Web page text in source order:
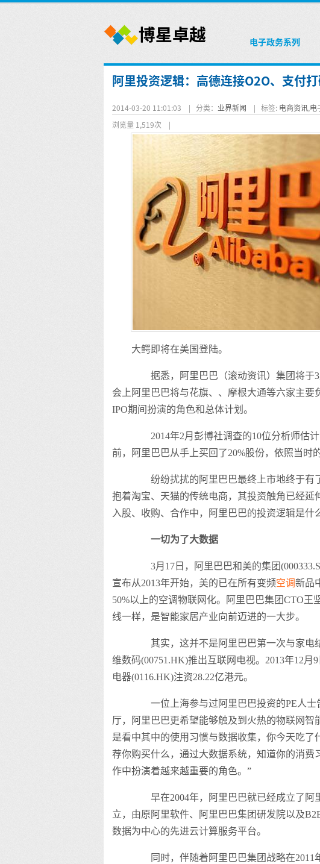
电子政务系列
阿里投资逻辑：高德连接O2O、支付
2014-03-20 11:01:03 | 分类： 业界新闻 | 标签: 电商资讯,电
浏览量 1,519次 |
大鳄即将在美国登陆。
据悉，阿里巴巴（滚动资讯）集团将于3
会上阿里巴巴将与花旗、、摩根大通等六家主要
IPO期间扮演的角色和总体计划。
2014年2月彭博社调查的10位分析师估计
前，阿里巴巴从手上买回了20%股份，依照当时
纷纷扰扰的阿里巴巴最终上市地终于有
抱着淘宝、天猫的传统电商，其投资触角已经
入股、收购、合作中，阿里巴巴的投资逻辑是什
一切为了大数据
3月17日，阿里巴巴和美的集团
宣布从2013年开始，美的已在所有变频空调新品
50%以上的空调物联网化。阿里巴巴集团CTO
线一样，是智能家居产业向前迈进的一大步。
其实，这并不是阿里巴巴第一次与家电结
维数码(00751.HK)推出互联网电视。2013年12
电器(0116.HK)注资28.22亿港元。
一位上海参与过阿里巴巴投资的PE人士
厅，阿里巴巴更希望能够触及到火热的物联网智
是看中其中的使用习惯与数据收集，你今天吃
荐你购买什么，通过大数据系统，知道你的消
作中扮演着越来越重要的角色。”
早在2004年，阿里巴巴就已经成立了阿
立，由原阿里软件、阿里巴巴集团研发院以及
数据为中心的先进云计算服务平台。
同时，伴随着阿里巴巴集团战略在2011